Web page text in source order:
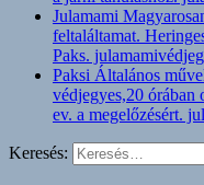
Julamami
feltaláltamat.
Paks.
Paksi Általános
védjegyes,20 órában
ev. a megelőzésért.
Keresés: